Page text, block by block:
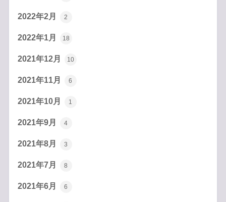
2022年2月 2
2022年1月 18
2021年12月 10
2021年11月 6
2021年10月 1
2021年9月 4
2021年8月 3
2021年7月 8
2021年6月 6